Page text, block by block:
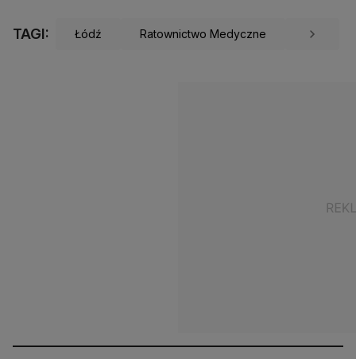
TAGI: Łódź Ratownictwo Medyczne